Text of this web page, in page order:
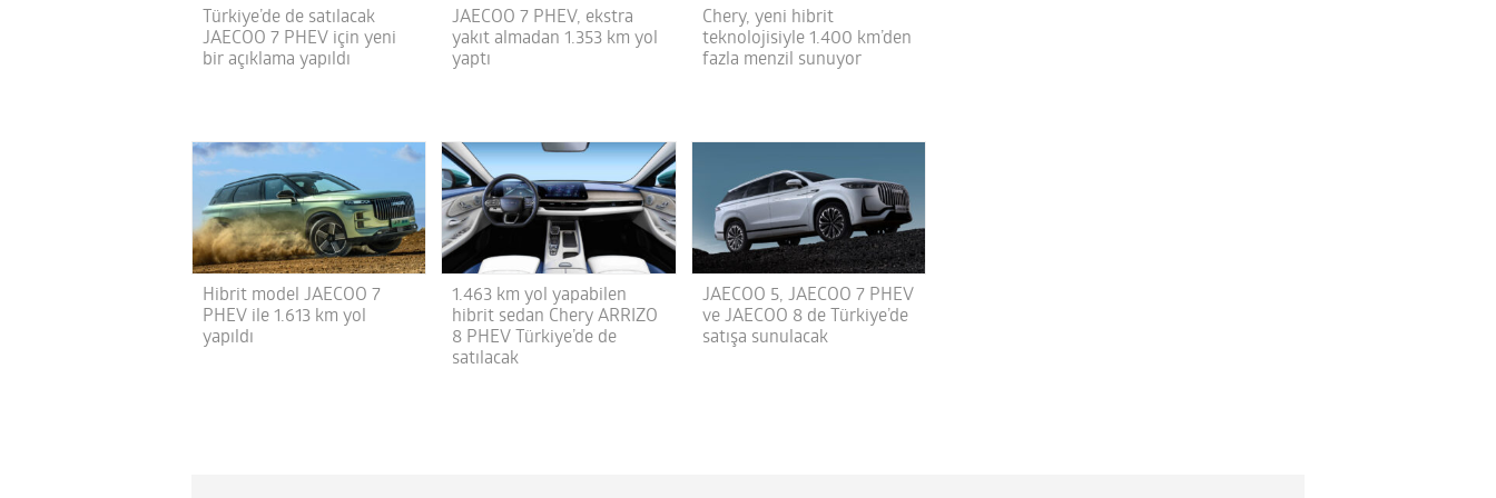
Türkiye’de de satılacak
JAECOO 7 PHEV için yeni
bir açıklama yapıldı
JAECOO 7 PHEV, ekstra
yakıt almadan 1.353 km yol
yaptı
Chery, yeni hibrit
teknolojisiyle 1.400 km’den
fazla menzil sunuyor
Hibrit model JAECOO 7
PHEV ile 1.613 km yol
yapıldı
1.463 km yol yapabilen
hibrit sedan Chery ARRIZO
8 PHEV Türkiye’de de
satılacak
JAECOO 5, JAECOO 7 PHEV
ve JAECOO 8 de Türkiye’de
satışa sunulacak